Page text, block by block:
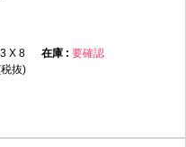
3 X 8
要確認
抜)